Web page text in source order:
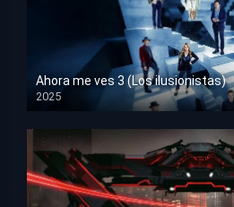
Ahora me ves 3 (Los ilusionistas)
2025
HD 1080p